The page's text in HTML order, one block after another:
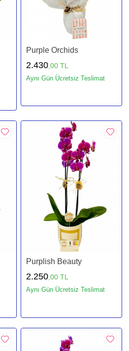
Purple Orchids
2.430 ,00 TL
Aynı Gün Ücretsiz Teslimat
Purplish Beauty
2.250 ,00 TL
Aynı Gün Ücretsiz Teslimat